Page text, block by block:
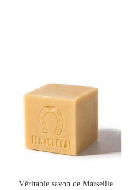
Véritable savon de Marseille